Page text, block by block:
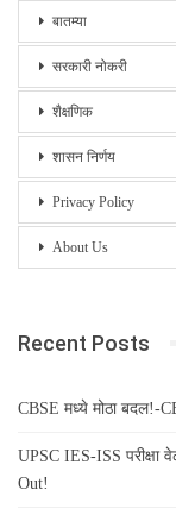
बातम्या
सरकारी नोकरी
शैक्षणिक
शासन निर्णय
Privacy Policy
About Us
Recent Posts
CBSE मध्ये मोठा बदल!-
UPSC IES-ISS परीक्षा
Out!